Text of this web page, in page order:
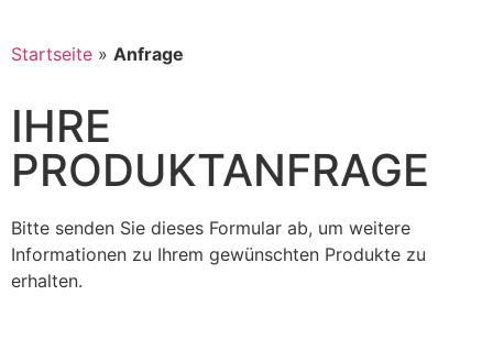
Startseite » Anfrage
IHRE
PRODUKTANFRAGE
Bitte senden Sie dieses Formular ab, um weitere
Informationen zu Ihrem gewünschten Produkte zu
erhalten.